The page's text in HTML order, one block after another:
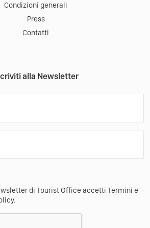
Condizioni generali
Press
Contatti
alla Newsletter
di Tourist Office accetti Termini e